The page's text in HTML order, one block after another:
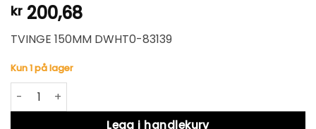
kr 200,68
TVINGE 150MM DWHT0-83139
Kun 1 på lager
Dewalt DWHT0-83139 antall
Legg i handlekurv
Alternative: